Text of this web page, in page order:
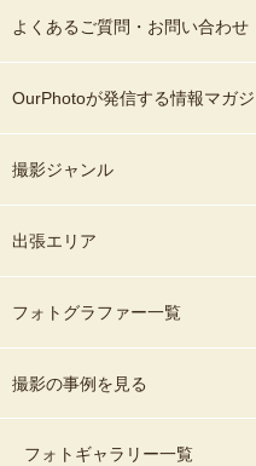
よくあるご質問・お問い合わせ
OurPhotoが発信する情報マガ
撮影ジャンル
出張エリア
フォトグラファー一覧
撮影の事例を見る
フォトギャラリー一覧